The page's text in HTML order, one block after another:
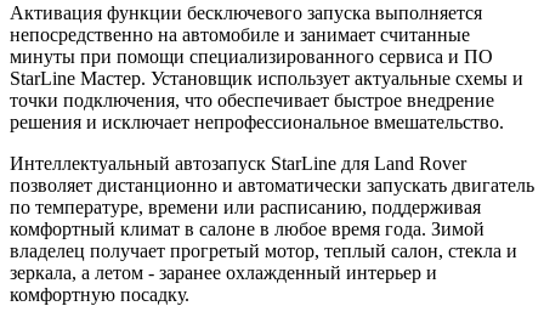
Активация функции бесключевого запуска выполняется
непосредственно на автомобиле и занимает считанные
минуты при помощи специализированного сервиса и ПО
StarLine Мастер. Установщик использует актуальные схемы и
точки подключения, что обеспечивает быстрое внедрение
решения и исключает непрофессиональное вмешательство.
Интеллектуальный автозапуск StarLine для Land Rover
позволяет дистанционно и автоматически запускать двигатель
по температуре, времени или расписанию, поддерживая
комфортный климат в салоне в любое время года. Зимой
владелец получает прогретый мотор, теплый салон, стекла и
зеркала, а летом - заранее охлажденный интерьер и
комфортную посадку.